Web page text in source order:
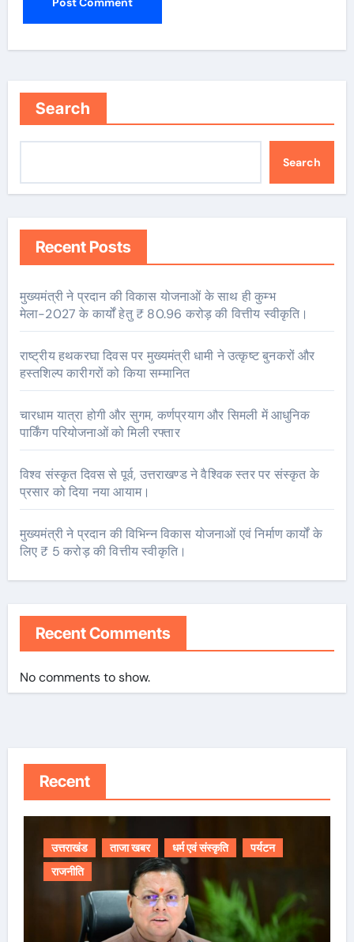
Search
Search
Recent Posts
मुख्यमंत्री ने प्रदान की विकास योजनाओं के साथ ही कुम्भ
मेला-2027 के कार्यों हेतु ₹ 80.96 करोड़ की वित्तीय स्वीकृति।
राष्ट्रीय हथकरघा दिवस पर मुख्यमंत्री धामी ने उत्कृष्ट बुनकरों और
हस्तशिल्प कारीगरों को किया सम्मानित
चारधाम यात्रा होगी और सुगम, कर्णप्रयाग और सिमली में आधुनिक
पार्किंग परियोजनाओं को मिली रफ्तार
विश्व संस्कृत दिवस से पूर्व, उत्तराखण्ड ने वैश्विक स्तर पर संस्कृत के
प्रसार को दिया नया आयाम।
मुख्यमंत्री ने प्रदान की विभिन्न विकास योजनाओं एवं निर्माण कार्यों के
लिए ₹ 5 करोड़ की वित्तीय स्वीकृति।
Recent Comments
No comments to show.
Recent
उत्तराखंड ताजा खबर धर्म एवं संस्कृति
पर्यटन
राजनीति